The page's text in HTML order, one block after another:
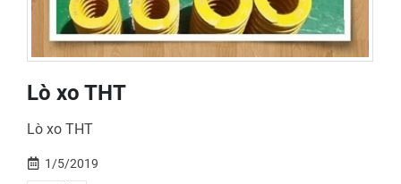
Lò xo THT
Lò xo THT
1/5/2019